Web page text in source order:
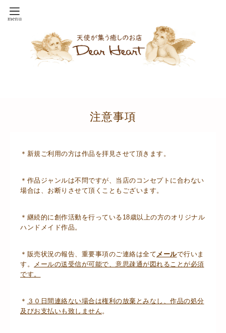
注意事項
＊新規ご利用の方は作品を拝見させて頂きます。
＊作品ジャンルは不問ですが、当店のコンセプトに合わない
場合は、お断りさせて頂くこともございます。
＊継続的に創作活動を行っている18歳以上の方のオリジナル
ハンドメイド作品。
＊販売状況の報告、重要事項のご連絡は全てメールで行いま
す。
メールの送受信が可能で、意思疎通が図れることが必須
です。
＊ ３０日間連絡ない場合は権利の放棄とみなし、作品の処分
及びお支払いも致しません。